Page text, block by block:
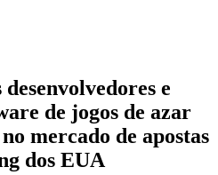
e
de jogos de azar
mercado de apostas
dos EUA